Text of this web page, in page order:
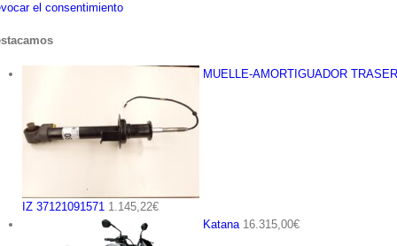
el consentimiento
MUELLE-AMORTIGUADOR
IZ 37121091571 1.145,22€
Katana 16.315,00€